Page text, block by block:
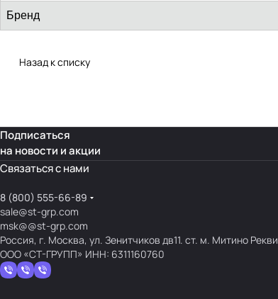
Бренд
Назад к списку
Подписаться
на новости и акции
Связаться с нами
8 (800) 555-66-89
sale@st-grp.com
msk@@st-grp.com
Россия, г. Москва, ул. Зенитчиков дв11. ст. м. Митино
ООО «СТ-ГРУПП» ИНН: 6311160760